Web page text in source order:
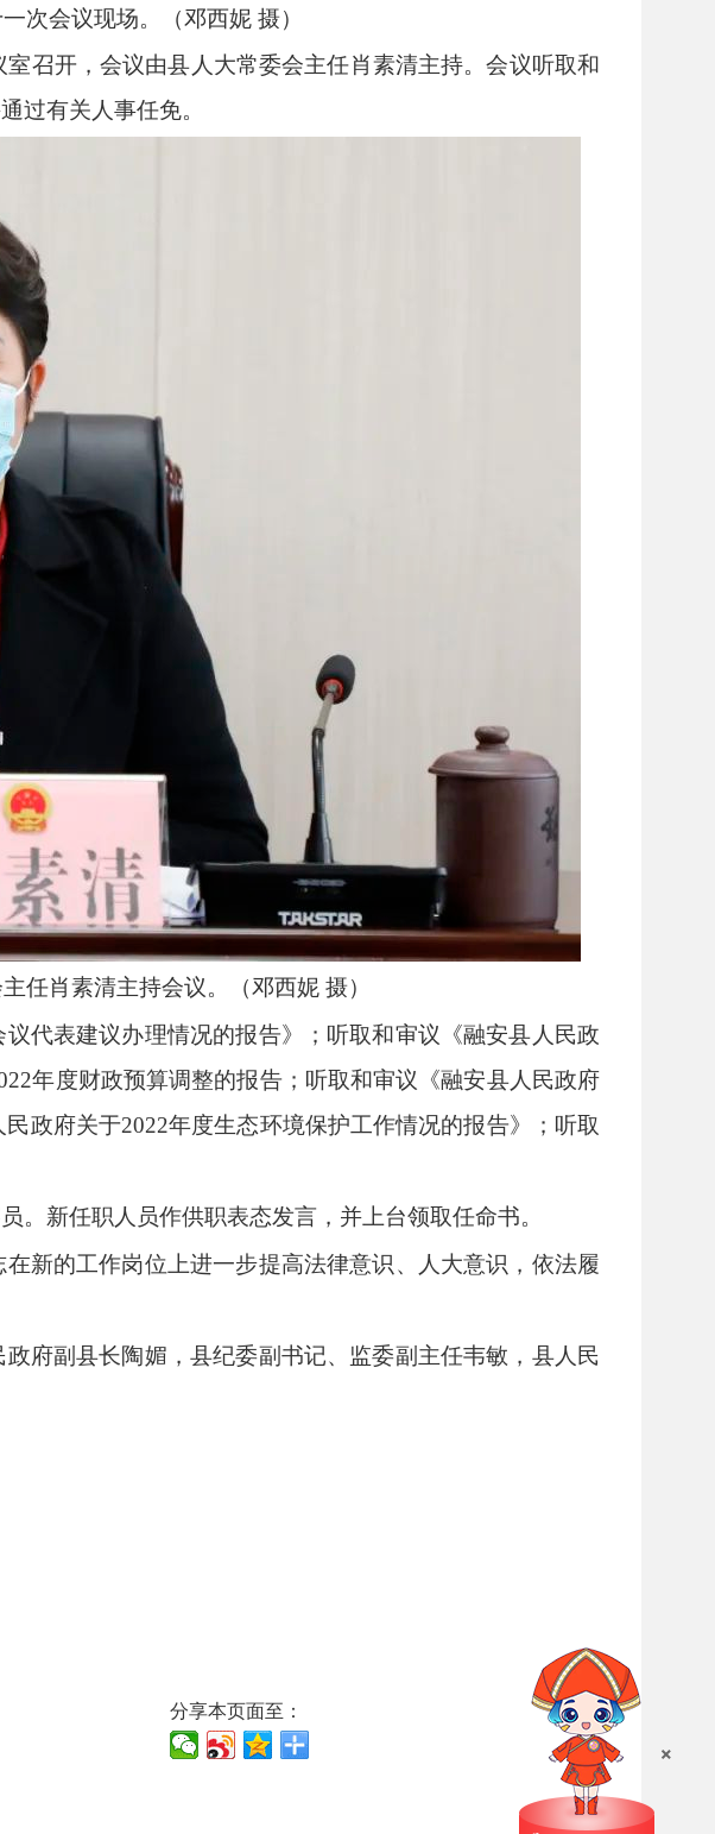
次会议现场。（邓西妮 摄）
召开，会议由县人大常委会主任肖素清主持。会议听取和
过有关人事任免。
任肖素清主持会议。（邓西妮 摄）
代表建议办理情况的报告》；听取和审议《融安县人民政
年度财政预算调整的报告；听取和审议《融安县人民政府
政府关于2022年度生态环境保护工作情况的报告》；听取
新任职人员作供职表态发言，并上台领取任命书。
新的工作岗位上进一步提高法律意识、人大意识，依法履
府副县长陶媚，县纪委副书记、监委副主任韦敏，县人民
分享本页面至：
×